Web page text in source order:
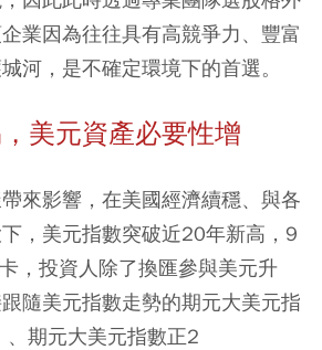
業因為往往具有高競爭力、豐富
河，是不確定環境下的首選。
美元資產必要性增
來影響，在美國經濟續穩、與各
，美元指數突破近20年新高，9
，投資人除了換匯參與美元升
隨美元指數走勢的期元大美元指
、期元大美元指數正2